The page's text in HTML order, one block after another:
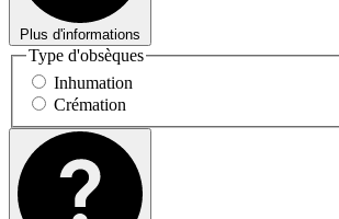
Plus d'informations
Type d'obsèques
Inhumation
Crémation